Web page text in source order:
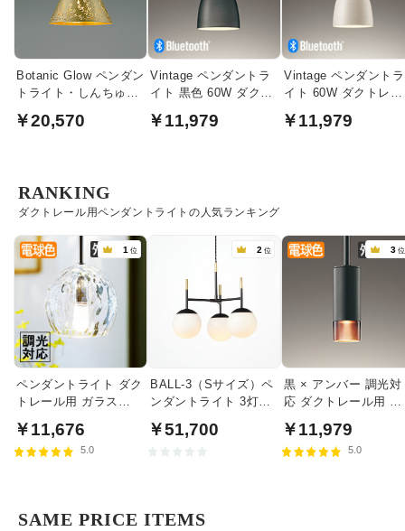
Botanic Glow ペンダン
トライト・しんちゅう
￥20,570
Vintage ペンダントラ
イト 黒色 60W ダクト
￥11,979
Vintage ペンダントラ
イト 60W ダクトレー
リー色
￥11,979
ダクトレール用ペンダントライトの人気ランキング
RANKING
1 位
ペンダントライト ダク
トレール用 ガラス
￥11,676
5.0
2 位
BALL-3（Sサイズ）ペ
ンダントライト 3灯｜
￥51,700
3 位
黒 × アンバー 調光対
応 ダクトレール用 ペ
￥11,979
5.0
SAME PRICE ITEMS